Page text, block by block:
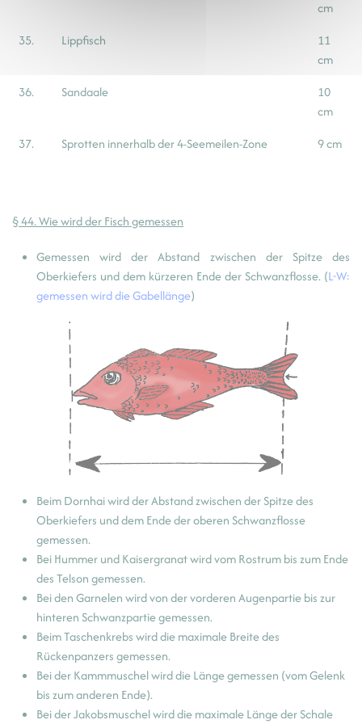
cm
35.
Lippfisch
11
cm
36.
Sandaale
10
cm
37.
Sprotten innerhalb der 4-Seemeilen-Zone 9 cm
§ 44. Wie wird der Fisch gemessen
Gemessen wird der Abstand zwischen der Spitze des
Oberkiefers und dem kürzeren Ende der Schwanzflosse. (L-W:
gemessen wird die Gabellänge)
Beim Dornhai wird der Abstand zwischen der Spitze des
Oberkiefers und dem Ende der oberen Schwanzflosse
gemessen.
Bei Hummer und Kaisergranat wird vom Rostrum bis zum Ende
des Telson gemessen.
Bei den Garnelen wird von der vorderen Augenpartie bis zur
hinteren Schwanzpartie gemessen.
Beim Taschenkrebs wird die maximale Breite des
Rückenpanzers gemessen.
Bei der Kammmuschel wird die Länge gemessen (vom Gelenk
bis zum anderen Ende).
Bei der Jakobsmuschel wird die maximale Länge der Schale